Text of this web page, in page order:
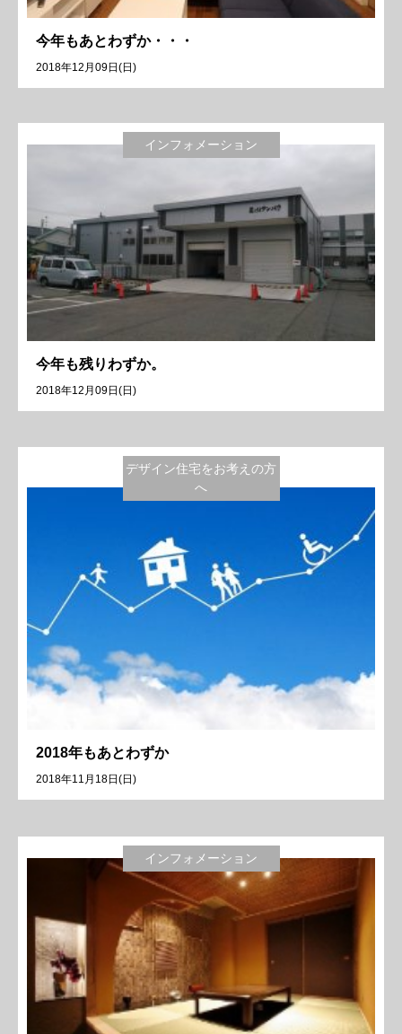
今年もあとわずか・・・
2018年12月09日(日)
インフォメーション
今年も残りわずか。
2018年12月09日(日)
デザイン住宅をお考えの方
へ
2018年もあとわずか
2018年11月18日(日)
インフォメーション